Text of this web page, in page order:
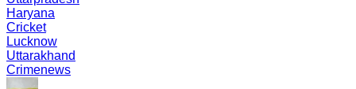
Haryana
Cricket
Lucknow
Uttarakhand
Crimenews